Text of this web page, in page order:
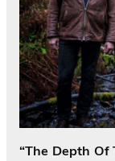
“The Depth Of